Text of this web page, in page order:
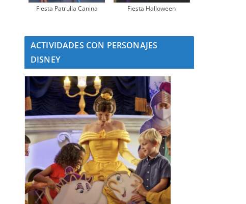
Fiesta Patrulla Canina Fiesta Halloween
ACTIVIDADES CON PERSONAJES
DISNEY